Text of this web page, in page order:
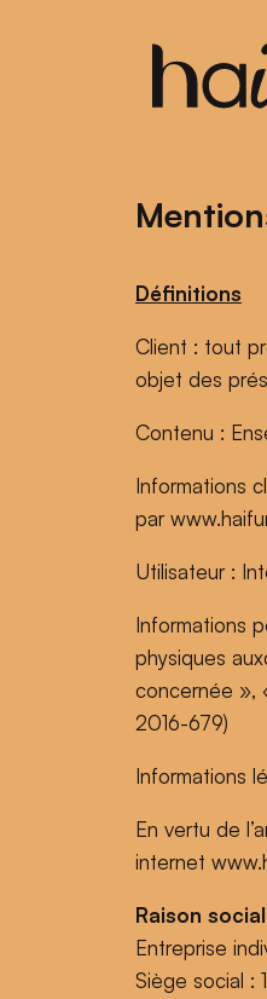
Définitions
Client : tout
objet des
Contenu :
Informations
par
Utilisateur :
Informations
physiques
concernée »,
2016-679)
Informations
En vertu de
internet
Raison
Entreprise
Siège social :